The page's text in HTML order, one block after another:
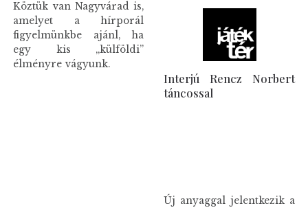
Köztük van Nagyvárad is,
amelyet a hírporál
figyelmünkbe ajánl, ha
egy kis „külföldi”
élményre vágyunk.
Interjú Rencz Norbert
táncossal
Új anyaggal jelentkezik a